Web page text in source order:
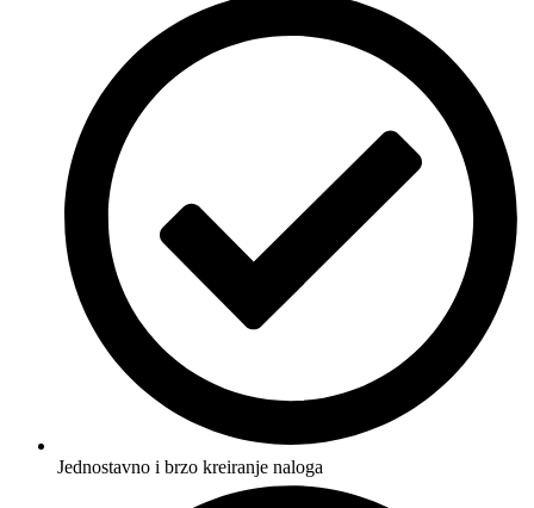
Jednostavno i brzo kreiranje naloga